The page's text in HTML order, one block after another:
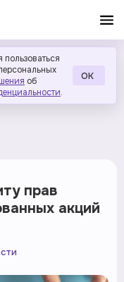
об
.
ОК
прав
акций